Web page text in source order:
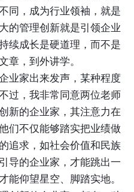
同，成为行业领袖，就是
的管理创新就是引领企业
续成长是硬道理，而不是
章，到外讲学。
业家出来发声，某种程度
过，我非常同意两位老师
新的企业家，其注意力在
们不仅能够踏实把业绩做
追求，如社会价值和民族
导的企业家，才能跳出一
能仰望星空、脚踏实地。